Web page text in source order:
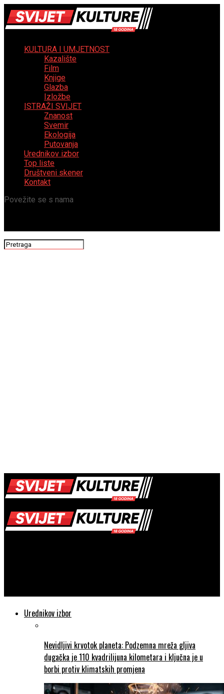
KULTURA I UMJETNOST
Kazalište
Film
Knjige
Glazba
Izložbe
ISTRAŽI SVIJET
Znanost
Svemir
Ekologija
Putovanja
Urednikov izbor
Top liste
Društveni skener
Kontakt
Povežite se s nama
Urednikov izbor
Nevidljivi krvotok planeta: Podzemna mreža gljiva
dugačka je 110 kvadrilijuna kilometara i ključna je u
borbi protiv klimatskih promjena